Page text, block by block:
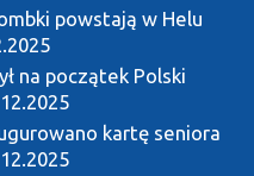
powstają w Helu
na początek Polski
kartę seniora